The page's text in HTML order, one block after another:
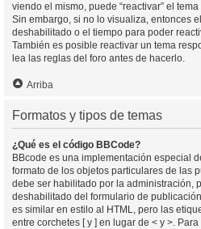
viendo el mismo, puede “reactivar” el
Sin embargo, si no lo visualiza, entonces
deshabilitado o el tiempo para poder
También es posible reactivar un tema
lea las reglas del foro antes de hacerlo.
Arriba
Formatos y tipos de temas
¿Qué es el código BBCode?
BBcode es una implementación especial
formato de los objetos particulares de las
debe ser habilitado por la administración,
deshabilitado del formulario de
es similar en estilo al HTML, pero las
entre corchetes [ y ] en lugar de < y >.